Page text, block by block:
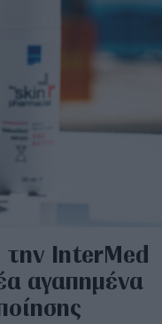
InterMed
αγαπημένα